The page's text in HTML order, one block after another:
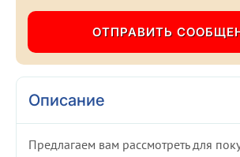
Описание
Предлагаем вам рассмотреть для